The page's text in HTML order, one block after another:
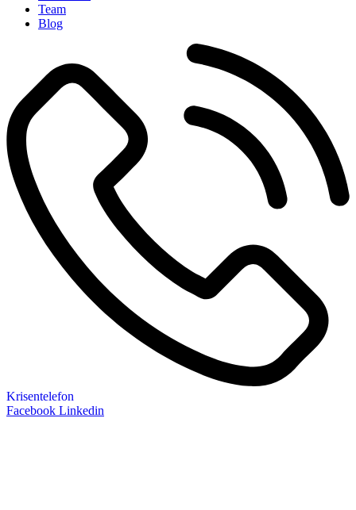
Team
Blog
Krisentelefon
Facebook Linkedin